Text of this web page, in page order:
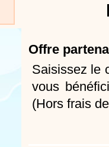
Offre
Saisissez le
vous
(Hors frais